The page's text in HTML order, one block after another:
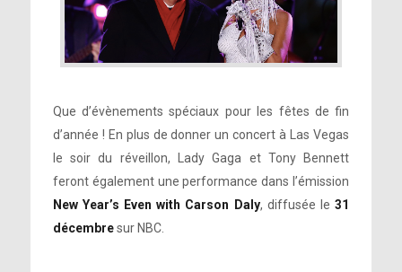
Que d’évènements spéciaux pour les fêtes de fin
d’année ! En plus de donner un concert à Las Vegas
le soir du réveillon, Lady Gaga et Tony Bennett
feront également une performance dans l’émission
New Year’s Even with Carson Daly, diffusée le31
décembresur NBC.